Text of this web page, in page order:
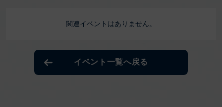
関連イベントはありません。
イベント一覧へ戻る